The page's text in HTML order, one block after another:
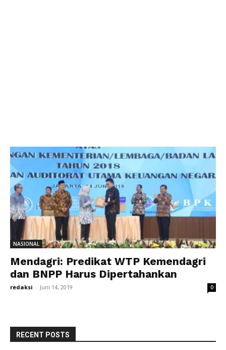
NASIONAL
Mendagri: Predikat WTP Kemendagri
dan BNPP Harus Dipertahankan
redaksi - Juni 14, 2019 0
RECENT POSTS